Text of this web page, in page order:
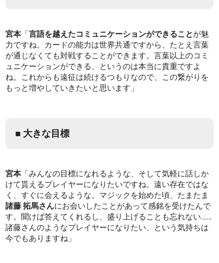
宮本「言語を越えたコミュニケーションができることが魅
力ですね。カードの能力は世界共通ですから、たとえ言葉
が通じなくても対戦することができます。言葉以上のコミ
ュニケーションができる、というのは本当に貴重ですよ
ね。これからも遠征は続けるつもりなので、この繋がりを
もっと増やしていきたいと思います」
■ 大きな目標
宮本「みんなの目標になれるような、そして気軽に話しか
けて貰えるプレイヤーになりたいですね。遠い存在ではな
く、すぐに会えるような。マジックを始めた頃、たまたま
諸藤 拓馬さんにお会いしたことがあって感銘を受けたんで
す。聞けば答えてくれるし、盛り上げることも忘れない……
諸藤さんのようなプレイヤーになりたい、という気持ちは
今でもありますね」